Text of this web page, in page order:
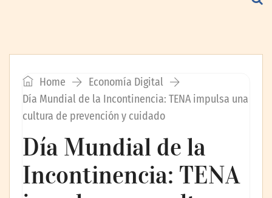
Home
Economía Digital
Día Mundial de la Incontinencia: TENA impulsa una
cultura de prevención y cuidado
Día Mundial de la
Incontinencia: TENA